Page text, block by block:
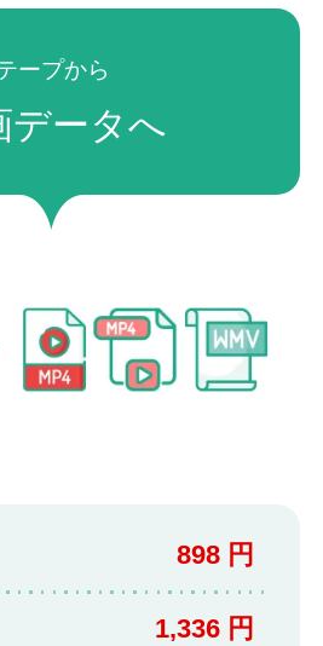
ープから
データへ
898 円
1,336 円